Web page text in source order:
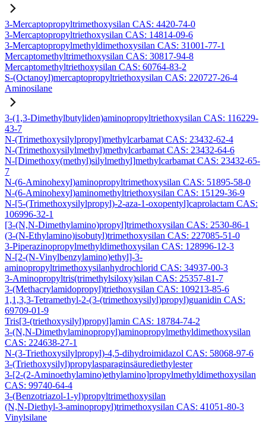
3-Mercaptopropyltrimethoxysilan CAS: 4420-74-0
3-Mercaptopropyltriethoxysilan CAS: 14814-09-6
3-Mercaptopropylmethyldimethoxysilan CAS: 31001-77-1
Mercaptomethyltrimethoxysilan CAS: 30817-94-8
Mercaptomethyltriethoxysilan CAS: 60764-83-2
S-(Octanoyl)mercaptopropyltriethoxysilan CAS: 220727-26-4
Aminosilane
3-(1,3-Dimethylbutyliden)aminopropyltriethoxysilan CAS: 116229-
43-7
N-(Trimethoxysilylpropyl)methylcarbamat CAS: 23432-62-4
N-(Trimethoxysilylmethyl)methylcarbamat CAS: 23432-64-6
N-[Dimethoxy(methyl)silylmethyl]methylcarbamat CAS: 23432-65-
7
N-(6-Aminohexyl)aminopropyltrimethoxysilan CAS: 51895-58-0
N-(6-Aminohexyl)aminomethyltriethoxysilan CAS: 15129-36-9
N-[5-(Trimethoxysilylpropyl)-2-aza-1-oxopentyl]caprolactam CAS:
106996-32-1
[3-(N,N-Dimethylamino)propyl]trimethoxysilan CAS: 2530-86-1
(3-(N-Ethylamino)isobutyl)trimethoxysilan CAS: 227085-51-0
3-Piperazinopropylmethyldimethoxysilan CAS: 128996-12-3
N-[2-(N-Vinylbenzylamino)ethyl]-3-
aminopropyltrimethoxysilanhydrochlorid CAS: 34937-00-3
3-Aminopropyltris(trimethylsiloxy)silan CAS: 25357-81-7
3-(Methacrylamidopropyl)triethoxysilan CAS: 109213-85-6
1,1,3,3-Tetramethyl-2-(3-(trimethoxysilyl)propyl)guanidin CAS:
69709-01-9
Tris[3-(triethoxysilyl)propyl]amin CAS: 18784-74-2
3-(N,N-Dimethylaminopropyl)aminopropylmethyldimethoxysilan
CAS: 224638-27-1
N-(3-Triethoxysilylpropyl)-4,5-dihydroimidazol CAS: 58068-97-6
3-(Triethoxysilyl)propylasparaginsäurediethylester
3-[2-(2-Aminoethylamino)ethylamino]propylmethyldimethoxysilan
CAS: 99740-64-4
3-(Benzotriazol-1-yl)propyltrimethoxysilan
(N,N-Diethyl-3-aminopropyl)trimethoxysilan CAS: 41051-80-3
Vinylsilane